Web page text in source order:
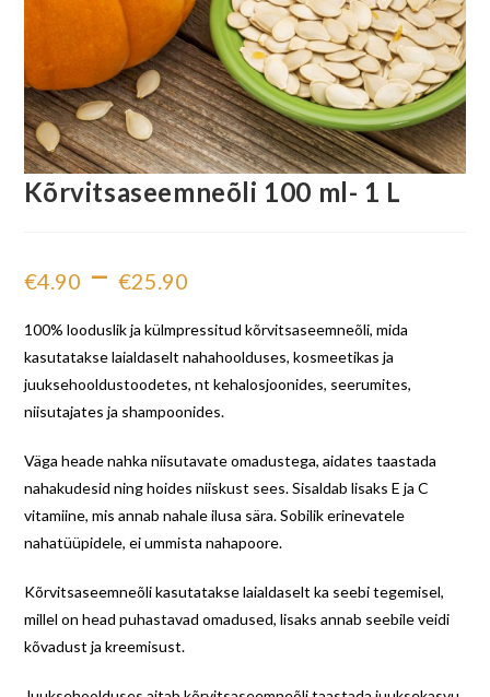
Kõrvitsaseemneõli 100 ml- 1 L
€4.90 – €25.90
100% looduslik ja külmpressitud kõrvitsaseemneõli, mida
kasutatakse laialdaselt nahahoolduses, kosmeetikas ja
juuksehooldustoodetes, nt kehalosjoonides, seerumites,
niisutajates ja shampoonides.
Väga heade nahka niisutavate omadustega, aidates taastada
nahakudesid ning hoides niiskust sees. Sisaldab lisaks E ja C
vitamiine, mis annab nahale ilusa sära. Sobilik erinevatele
nahatüüpidele, ei ummista nahapoore.
Kõrvitsaseemneõli kasutatakse laialdaselt ka seebi tegemisel,
millel on head puhastavad omadused, lisaks annab seebile veidi
kõvadust ja kreemisust.